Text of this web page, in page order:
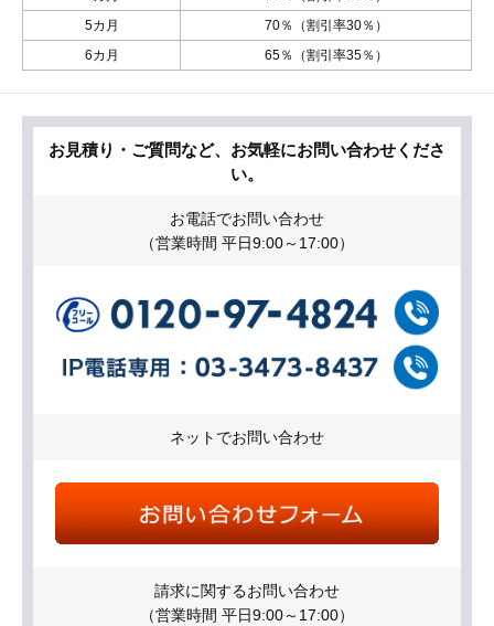
5カ月
70％（割引率30％）
6カ月
65％（割引率35％）
お見積り・ご質問など、お気軽にお問い合わせくださ
い。
お電話でお問い合わせ
（営業時間 平日9:00～17:00）
ネットでお問い合わせ
請求に関するお問い合わせ
（営業時間 平日9:00～17:00）